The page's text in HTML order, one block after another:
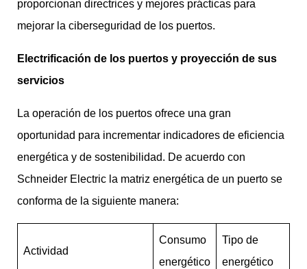
proporcionan directrices y mejores prácticas para
mejorar la ciberseguridad de los puertos.
Electrificación de los puertos y proyección de sus
servicios
La operación de los puertos ofrece una gran
oportunidad para incrementar indicadores de eficiencia
energética y de sostenibilidad. De acuerdo con
Schneider Electric la matriz energética de un puerto se
conforma de la siguiente manera:
Actividad
Consumo
energético
Tipo de
energético